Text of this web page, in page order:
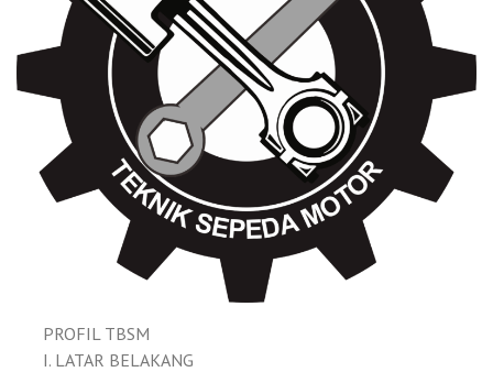
PROFIL TBSM
I. LATAR BELAKANG